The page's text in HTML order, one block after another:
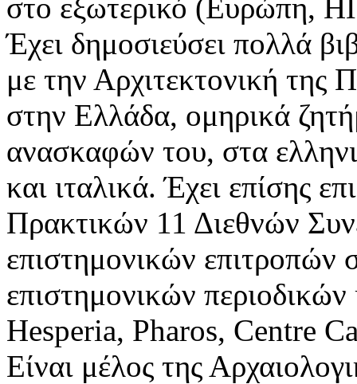
στο εξωτερικό (Ευρώπη,
Έχει δημοσιεύσει πολλά
με την Αρχιτεκτονική της
στην Ελλάδα, ομηρικά
ανασκαφών του, στα
και ιταλικά. Έχει επίσης
Πρακτικών 11 Διεθνών
επιστημονικών επιτροπών
επιστημονικών
Hesperia, Pharos, Centre
Είναι μέλος της